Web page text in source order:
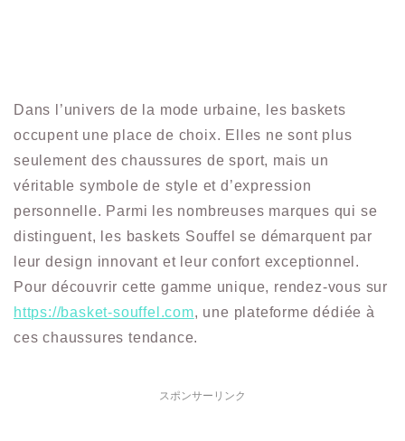
Dans l’univers de la mode urbaine, les baskets
occupent une place de choix. Elles ne sont plus
seulement des chaussures de sport, mais un
véritable symbole de style et d’expression
personnelle. Parmi les nombreuses marques qui se
distinguent, les baskets Souffel se démarquent par
leur design innovant et leur confort exceptionnel.
Pour découvrir cette gamme unique, rendez-vous sur
https://basket-souffel.com, une plateforme dédiée à
ces chaussures tendance.
スポンサーリンク